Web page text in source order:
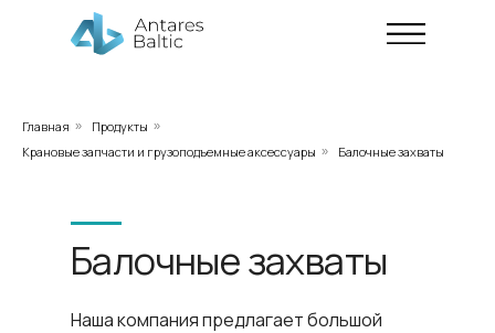
Главная » Продукты »
Крановые запчасти и грузоподъемные аксессуары » Балочные захваты
Наша компания предлагает большой
Балочные захваты